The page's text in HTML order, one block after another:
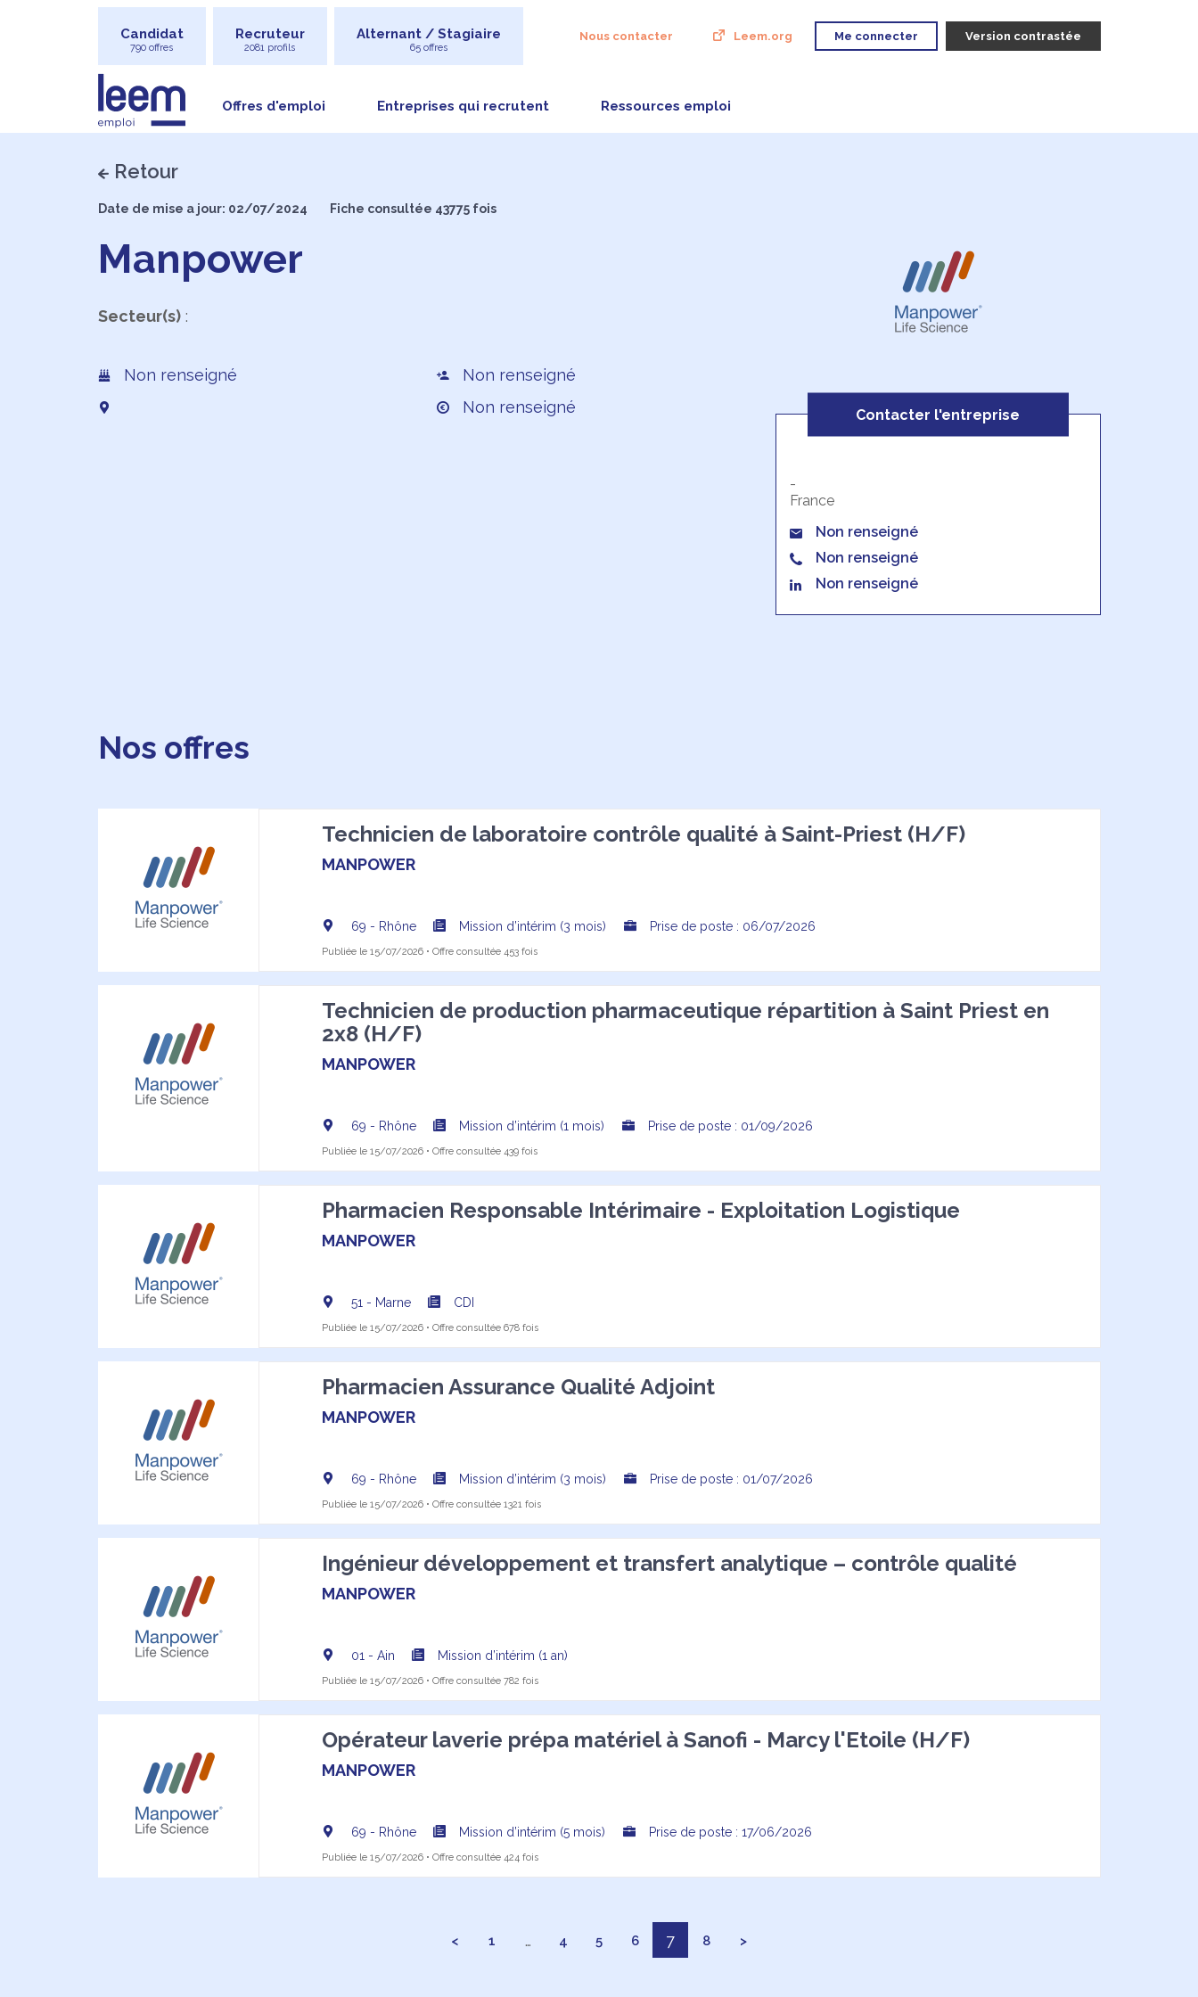
Candidat
790 offres
Recruteur
2081 profils
Alternant / Stagiaire
65 offres
Nous contacter Leem.org Me connecter Version contrastée
Offres d'emploi Entreprises qui recrutent Ressources emploi
Retour
Date de mise a jour: 02/07/2024 Fiche consultée 43775 fois
Manpower
Secteur(s):
Non renseigné
Non renseigné
Non renseigné
Contacter l'entreprise
-
France
Non renseigné
Non renseigné
Non renseigné
Nos offres
Technicien de laboratoire contrôle qualité à Saint-Priest (H/F)
MANPOWER
69 - Rhône Mission d’intérim (3 mois) Prise de poste : 06/07/2026
Publiée le 15/07/2026 • Offre consultée 453 fois
Technicien de production pharmaceutique répartition à Saint Priest en
2x8 (H/F)
MANPOWER
69 - Rhône Mission d’intérim (1 mois) Prise de poste : 01/09/2026
Publiée le 15/07/2026 • Offre consultée 439 fois
Pharmacien Responsable Intérimaire - Exploitation Logistique
MANPOWER
51 - Marne CDI
Publiée le 15/07/2026 • Offre consultée 678 fois
Pharmacien Assurance Qualité Adjoint
MANPOWER
69 - Rhône Mission d’intérim (3 mois) Prise de poste : 01/07/2026
Publiée le 15/07/2026 • Offre consultée 1321 fois
Ingénieur développement et transfert analytique – contrôle qualité
MANPOWER
01 - Ain Mission d’intérim (1 an)
Publiée le 15/07/2026 • Offre consultée 782 fois
Opérateur laverie prépa matériel à Sanofi - Marcy l'Etoile (H/F)
MANPOWER
69 - Rhône Mission d’intérim (5 mois) Prise de poste : 17/06/2026
Publiée le 15/07/2026 • Offre consultée 424 fois
< 1 … 4 5 6 7 8 >